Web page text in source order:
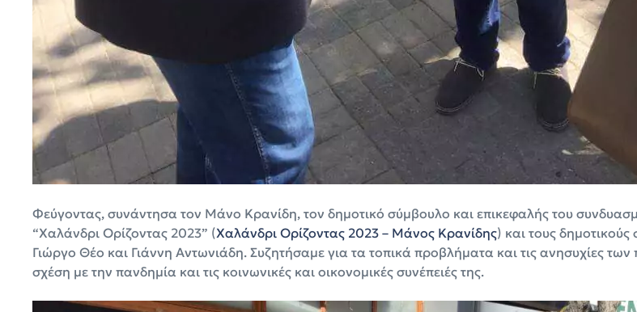
Φεύγοντας, συνάντησα τον Μάνο Κρανίδη, τον δημοτικό σύμβουλο και επικεφαλής του
“Χαλάνδρι Ορίζοντας 2023” (Χαλάνδρι Ορίζοντας 2023 – Μάνος Κρανίδης) και τους
Γιώργο Θέο και Γιάννη Αντωνιάδη. Συζητήσαμε για τα τοπικά προβλήματα και τις ανησυχίες των
σχέση με την πανδημία και τις κοινωνικές και οικονομικές συνέπειές της.